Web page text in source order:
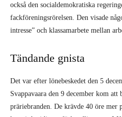
också den socialdemokratiska
fackföreningsrörelsen. Den visade
intresse” och klassamarbete mellan
Tändande gnista
Det var efter lönebeskedet den 5
Svappavaara den 9 december kom att
präriebranden. De krävde 40 öre